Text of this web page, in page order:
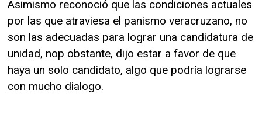
Asimismo reconoció que las condiciones actuales
por las que atraviesa el panismo veracruzano, no
son las adecuadas para lograr una candidatura de
unidad, nop obstante, dijo estar a favor de que
haya un solo candidato, algo que podría lograrse
con mucho dialogo.